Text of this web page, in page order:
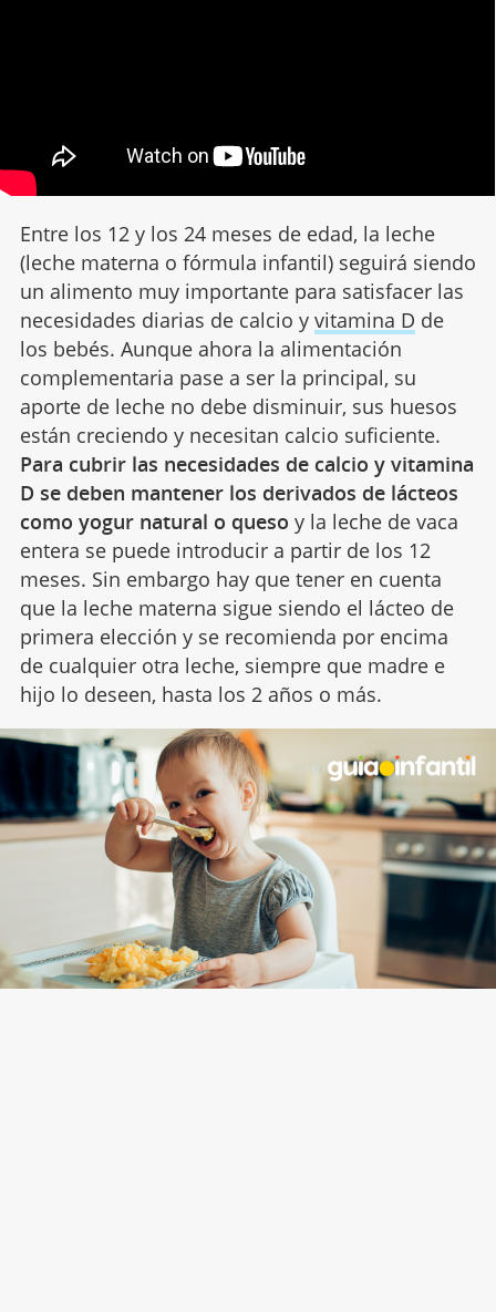
Entre los 12 y los 24 meses de edad, la leche
(leche materna o fórmula infantil) seguirá siendo
un alimento muy importante para satisfacer las
necesidades diarias de calcio y vitamina D de
los bebés. Aunque ahora la alimentación
complementaria pase a ser la principal, su
aporte de leche no debe disminuir, sus huesos
están creciendo y necesitan calcio suficiente.
Para cubrir las necesidades de calcio y vitamina
D se deben mantener los derivados de lácteos
como yogur natural o queso y la leche de vaca
entera se puede introducir a partir de los 12
meses. Sin embargo hay que tener en cuenta
que la leche materna sigue siendo el lácteo de
primera elección y se recomienda por encima
de cualquier otra leche, siempre que madre e
hijo lo deseen, hasta los 2 años o más.